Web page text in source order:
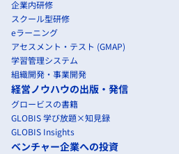
企業内研修
スクール型研修
eラーニング
アセスメント・テスト (GMAP)
学習管理システム
組織開発・事業開発
経営ノウハウの出版・発信
グロービスの書籍
GLOBIS 学び放題×知見録
GLOBIS Insights
ベンチャー企業への投資